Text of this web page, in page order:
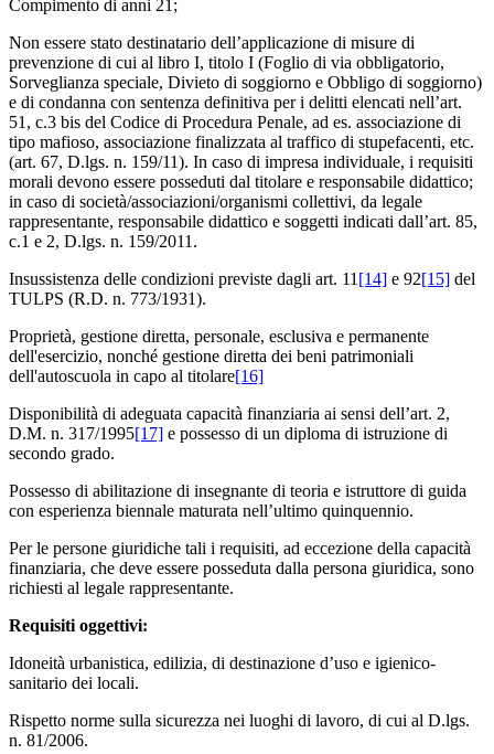
Compimento di anni 21;
Non essere stato destinatario dell’applicazione di misure di
prevenzione di cui al libro I, titolo I (Foglio di via obbligatorio,
Sorveglianza speciale, Divieto di soggiorno e Obbligo di soggiorno)
e di condanna con sentenza definitiva per i delitti elencati nell’art.
51, c.3 bis del Codice di Procedura Penale, ad es. associazione di
tipo mafioso, associazione finalizzata al traffico di stupefacenti, etc.
(art. 67, D.lgs. n. 159/11). In caso di impresa individuale, i requisiti
morali devono essere posseduti dal titolare e responsabile didattico;
in caso di società/associazioni/organismi collettivi, da legale
rappresentante, responsabile didattico e soggetti indicati dall’art. 85,
c.1 e 2, D.lgs. n. 159/2011.
Insussistenza delle condizioni previste dagli art. 11[14] e 92[15] del
TULPS (R.D. n. 773/1931).
Proprietà, gestione diretta, personale, esclusiva e permanente
dell'esercizio, nonché gestione diretta dei beni patrimoniali
dell'autoscuola in capo al titolare[16]
Disponibilità di adeguata capacità finanziaria ai sensi dell’art. 2,
D.M. n. 317/1995[17] e possesso di un diploma di istruzione di
secondo grado.
Possesso di abilitazione di insegnante di teoria e istruttore di guida
con esperienza biennale maturata nell’ultimo quinquennio.
Per le persone giuridiche tali i requisiti, ad eccezione della capacità
finanziaria, che deve essere posseduta dalla persona giuridica, sono
richiesti al legale rappresentante.
Requisiti oggettivi:
Idoneità urbanistica, edilizia, di destinazione d’uso e igienico-
sanitario dei locali.
Rispetto norme sulla sicurezza nei luoghi di lavoro, di cui al D.lgs.
n. 81/2006.